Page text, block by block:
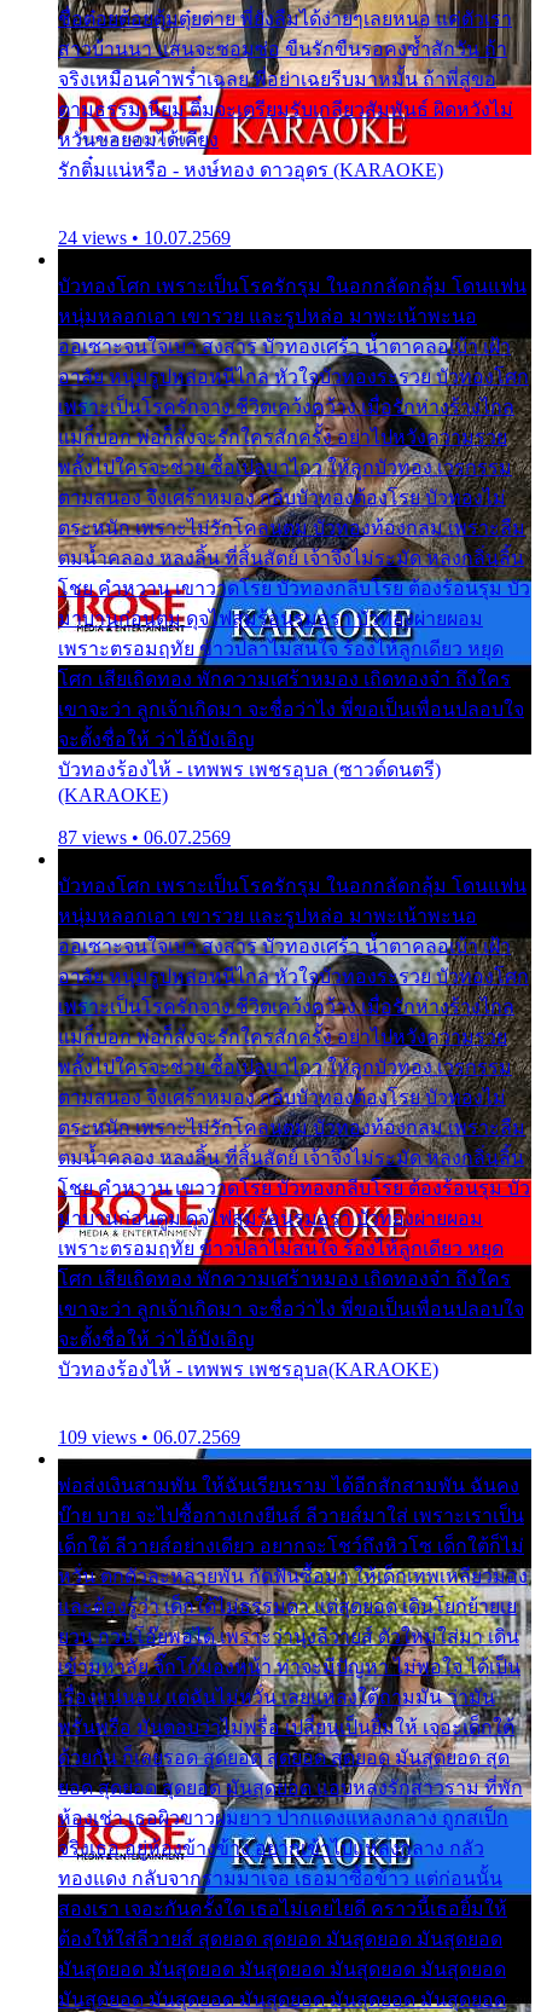
ชื่อต๋อยต้อยตุ้มตุ๋ยต่าย พี่ยังลืมได้ง่ายๆเลยหนอ แค่ตัวเรา
สาวบ้านนา แสนจะซอมซ่อ ขืนรักขืนรอคงช้ำสักวัน ถ้า
จริงเหมือนคำพร่ำเฉลย พี่อย่าเฉยรีบมาหมั้น ถ้าพี่สู่ขอ
ตามธรรมเนียม ติ๋มจะเตรียมรับเกลียวสัมพันธ์ ผิดหวังไม่
หวั่นขอยอมได้เคียง
รักติ๋มแน่หรือ - หงษ์ทอง ดาวอุดร (KARAOKE)
24 views • 10.07.2569
บัวทองโศก เพราะเป็นโรครักรุม ในอกกลัดกลุ้ม โดนแฟน
หนุ่มหลอกเอา เขารวย และรูปหล่อ มาพะเน้าพะนอ
ออเซาะจนใจเบา สงสาร บัวทองเศร้า น้ำตาคลอเบ้า เฝ้า
อาลัย หนุ่มรูปหล่อหนีไกล หัวใจบัวทองระรวย บัวทองโศก
เพราะเป็นโรครักจาง ชีวิตเคว้งคว้าง เมื่อรักห่างร้างไกล
แม่ก็บอก พ่อก็สั่งจะรักใครสักครั้ง อย่าไปหวังความรวย
พลั้งไปใครจะช่วย ซื้อเปลมาไกว ให้ลูกบัวทอง เวรกรรม
ตามสนอง จึงเศร้าหมอง กลีบบัวทองต้องโรย บัวทองไม่
ตระหนัก เพราะไม่รักโคลนตม บัวทองท้องกลม เพราะลืม
ตมน้ำคลอง หลงลิ้น ที่สิ้นสัตย์ เจ้าจึงไม่ระมัด หลงกลิ่นลิ้น
โชย คำหวาน เขาวาดโรย บัวทองกลีบโรย ต้องร้อนรุม บัว
มาบานก่อนตูม ดุจไฟสุมร้อนรุมอุรา บัวทองผ่ายผอม
เพราะตรอมฤทัย ข้าวปลาไม่สนใจ ร้องไห้ลูกเดียว หยุด
โศก เสียเถิดทอง พักความเศร้าหมอง เถิดทองจ๋า ถึงใคร
เขาจะว่า ลูกเจ้าเกิดมา จะชื่อว่าไง พี่ขอเป็นเพื่อนปลอบใจ
จะตั้งชื่อให้ ว่าไอ้บังเอิญ
บัวทองร้องไห้ - เทพพร เพชรอุบล (ซาวด์ดนตรี)
(KARAOKE)
87 views • 06.07.2569
บัวทองโศก เพราะเป็นโรครักรุม ในอกกลัดกลุ้ม โดนแฟน
หนุ่มหลอกเอา เขารวย และรูปหล่อ มาพะเน้าพะนอ
ออเซาะจนใจเบา สงสาร บัวทองเศร้า น้ำตาคลอเบ้า เฝ้า
อาลัย หนุ่มรูปหล่อหนีไกล หัวใจบัวทองระรวย บัวทองโศก
เพราะเป็นโรครักจาง ชีวิตเคว้งคว้าง เมื่อรักห่างร้างไกล
แม่ก็บอก พ่อก็สั่งจะรักใครสักครั้ง อย่าไปหวังความรวย
พลั้งไปใครจะช่วย ซื้อเปลมาไกว ให้ลูกบัวทอง เวรกรรม
ตามสนอง จึงเศร้าหมอง กลีบบัวทองต้องโรย บัวทองไม่
ตระหนัก เพราะไม่รักโคลนตม บัวทองท้องกลม เพราะลืม
ตมน้ำคลอง หลงลิ้น ที่สิ้นสัตย์ เจ้าจึงไม่ระมัด หลงกลิ่นลิ้น
โชย คำหวาน เขาวาดโรย บัวทองกลีบโรย ต้องร้อนรุม บัว
มาบานก่อนตูม ดุจไฟสุมร้อนรุมอุรา บัวทองผ่ายผอม
เพราะตรอมฤทัย ข้าวปลาไม่สนใจ ร้องไห้ลูกเดียว หยุด
โศก เสียเถิดทอง พักความเศร้าหมอง เถิดทองจ๋า ถึงใคร
เขาจะว่า ลูกเจ้าเกิดมา จะชื่อว่าไง พี่ขอเป็นเพื่อนปลอบใจ
จะตั้งชื่อให้ ว่าไอ้บังเอิญ
บัวทองร้องไห้ - เทพพร เพชรอุบล(KARAOKE)
109 views • 06.07.2569
พ่อส่งเงินสามพัน ให้ฉันเรียนราม ได้อีกสักสามพัน ฉันคง
บ๊าย บาย จะไปซื้อกางเกงยีนส์ ลีวายส์มาใส่ เพราะเราเป็น
เด็กใต้ ลีวายส์อย่างเดียว อยากจะโชว์ถึงหิวโซ เด็กใต้ก็ไม่
หวั่น ตกตัวละหลายพัน กัดฟันซื้อมา ให้เด็กเทพเหลียวมอง
และต้องรู้ว่า เด็กใต้ไม่ธรรมดา แต่สุดยอด เดินโยกย้ายเย
ยวน กวนโอ๊ยพอได้ เพราะว่านุ่งลีวายส์ ตัวใหม่ใส่มา เดิน
เข้ามหาลัย จิ๊กโก๊มองหน้า ท่าจะมีปัญหา ไม่พอใจ ได้เป็น
เรื่องแน่นอน แต่ฉันไม่หวั่น เลยแหลงใต้ถามมัน ว่ามัน
พรั่นพรือ มันตอบว่าไม่พรื่อ เปลี่ยนเป็นยิ้มให้ เจอะเด็กใต้
ด้วยกัน ก็เลยรอด สุดยอด สุดยอด สุดยอด มันสุดยอด สุด
ยอด สุดยอด สุดยอด มันสุดยอด แอบหลงรักสาวราม ที่พัก
ห้องเช่า เธอผิวขาวผมยาว ปากแดงแหลงกลาง ถูกสเป็ก
จริงเธอ อยู่ห้องข้างข้าง อยากเข้าไปแหลงกลาง กลัว
ทองแดง กลับจากรามมาเจอ เธอมาซื้อข้าว แต่ก่อนนั้น
สองเรา เจอะกันครั้งใด เธอไม่เคยไยดี คราวนี้เธอยิ้มให้
ต้องให้ใส่ลีวายส์ สุดยอด สุดยอด มันสุดยอด มันสุดยอด
มันสุดยอด มันสุดยอด มันสุดยอด มันสุดยอด มันสุดยอด
มันสุดยอด มันสุดยอด มันสุดยอด มันสุดยอด มันสุดยอด